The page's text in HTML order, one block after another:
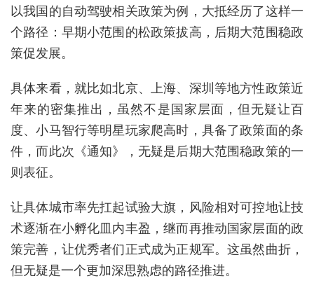
以我国的自动驾驶相关政策为例，大抵经历了这样一
个路径：早期小范围的松政策拔高，后期大范围稳政
策促发展。
具体来看，就比如北京、上海、深圳等地方性政策近
年来的密集推出，虽然不是国家层面，但无疑让百
度、小马智行等明星玩家爬高时，具备了政策面的条
件，而此次《通知》，无疑是后期大范围稳政策的一
则表征。
让具体城市率先扛起试验大旗，风险相对可控地让技
术逐渐在小孵化皿内丰盈，继而再推动国家层面的政
策完善，让优秀者们正式成为正规军。这虽然曲折，
但无疑是一个更加深思熟虑的路径推进。